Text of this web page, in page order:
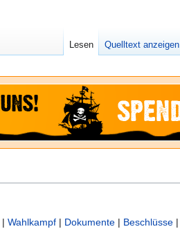
| Wahlkampf | Dokumente | Beschlüsse |
Lesen Quelltext anzeigen